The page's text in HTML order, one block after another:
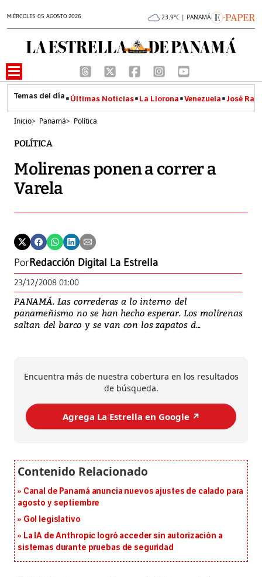
MIÉRCOLES 05 AGOSTO 2026 23.9°C | PANAMÁ
Últimas Noticias La Llorona Venezuela José
Inicio> Panamá> Política
POLÍTICA
Molirenas ponen a correr a
Varela
PorRedacción Digital La Estrella
23/12/2008 01:00
PANAMÁ. Las correderas a lo interno del
panameñismo no se han hecho esperar. Los molirenas
saltan del barco y se van con los zapatos d...
Encuentra más de nuestra cobertura en los resultados
de búsqueda.
Agrega La Estrella en Google ↗️
Canal de Panamá anuncia nuevos ajustes de calado para
agosto y septiembre
Gol legislativo
La IA de Anthropic logró acceder sin autorización a
sistemas durante pruebas de seguridad